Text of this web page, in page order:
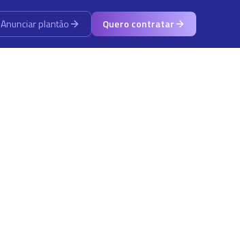
Anunciar plantão Quero contratar